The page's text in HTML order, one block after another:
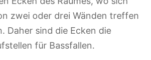
zwei oder drei Wänden treffen
Daher sind die Ecken die
für Bassfallen.